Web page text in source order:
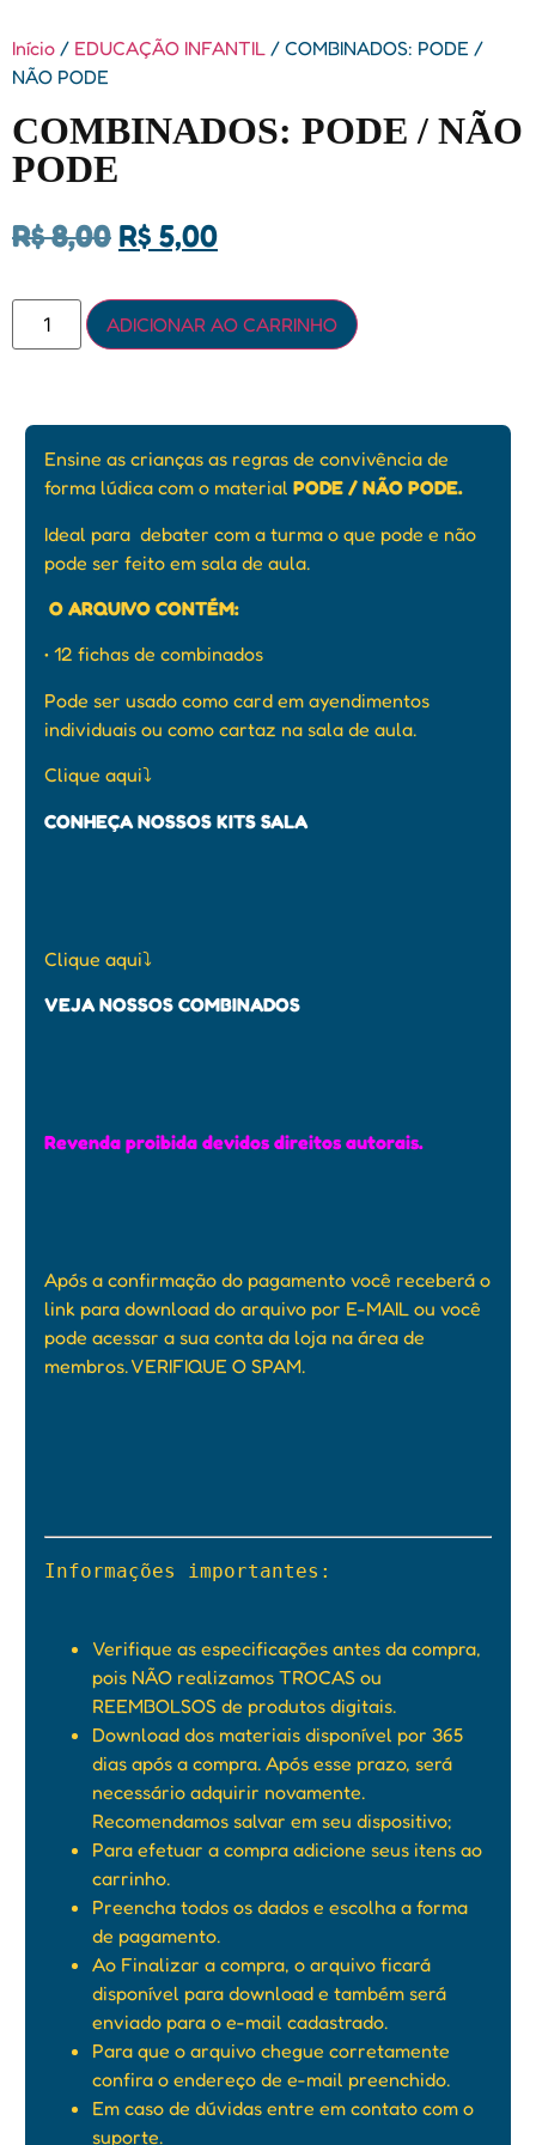
Início / EDUCAÇÃO INFANTIL / COMBINADOS: PODE /
NÃO PODE
COMBINADOS: PODE / NÃO
PODE
R$8,00 R$ 5,00
ADICIONAR AO CARRINHO
Ensine as crianças as regras de convivência de
forma lúdica com o material PODE / NÃO PODE.
Ideal para debater com a turma o que pode e não
pode ser feito em sala de aula.
O ARQUIVO CONTÉM:
• 12 fichas de combinados
Pode ser usado como card em ayendimentos
individuais ou como cartaz na sala de aula.
Clique aqui⤵️
CONHEÇA NOSSOS KITS SALA
Clique aqui⤵️
VEJA NOSSOS COMBINADOS
Revenda proibida devidos direitos autorais.
Após a confirmação do pagamento você receberá o
link para download do arquivo por E-MAIL ou você
pode acessar a sua conta da loja na área de
membros. VERIFIQUE O SPAM.
Informações importantes:
Verifique as especificações antes da compra,
pois NÃO realizamos TROCAS ou
REEMBOLSOS de produtos digitais.
Download dos materiais disponível por 365
dias após a compra. Após esse prazo, será
necessário adquirir novamente.
Recomendamos salvar em seu dispositivo;
Para efetuar a compra adicione seus itens ao
carrinho.
Preencha todos os dados e escolha a forma
de pagamento.
Ao Finalizar a compra, o arquivo ficará
disponível para download e também será
enviado para o e-mail cadastrado.
Para que o arquivo chegue corretamente
confira o endereço de e-mail preenchido.
Em caso de dúvidas entre em contato com o
suporte.